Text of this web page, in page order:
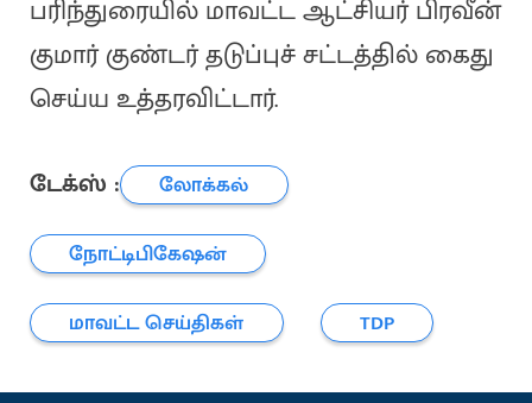
பரிந்துரையில் மாவட்ட ஆட்சியர் பிரவீன்
குமார் குண்டர் தடுப்புச் சட்டத்தில் கைது
செய்ய உத்தரவிட்டார்.
டேக்ஸ் :
லோக்கல்
நோட்டிபிகேஷன்
மாவட்ட செய்திகள்
TDP